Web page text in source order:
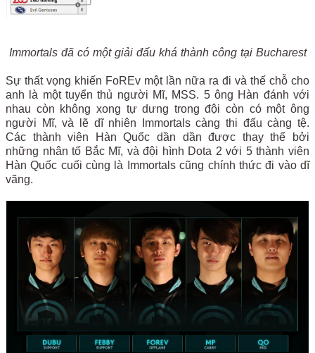
Immortals đã có một giải đấu khá thành công tại Bucharest
Sự thất vọng khiến FoREv một lần nữa ra đi và thế chỗ cho
anh là một tuyển thủ người Mĩ, MSS. 5 ông Hàn đánh với
nhau còn không xong tự dưng trong đội còn có một ông
người Mĩ, và lẽ dĩ nhiên Immortals càng thi đấu càng tệ.
Các thành viên Hàn Quốc dần dần được thay thế bởi
những nhân tố Bắc Mĩ, và đội hình Dota 2 với 5 thành viên
Hàn Quốc cuối cùng là Immortals cũng chính thức đi vào dĩ
vãng.